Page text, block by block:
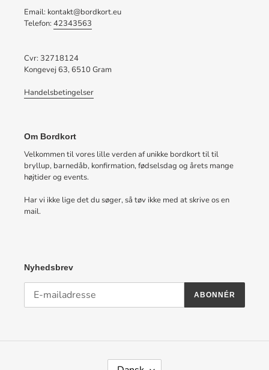
Email: kontakt@bordkort.eu
Telefon: 42343563
Cvr: 32718124
Kongevej 63, 6510 Gram
Handelsbetingelser
Om Bordkort
Velkommen til vores lille verden af unikke bordkort til til
bryllup, barnedåb, konfirmation, fødselsdag og årets mange
højtider og events.
Har vi ikke lige det du søger, så tøv ikke med at skrive os en
mail.
Nyhedsbrev
ABONNÉR